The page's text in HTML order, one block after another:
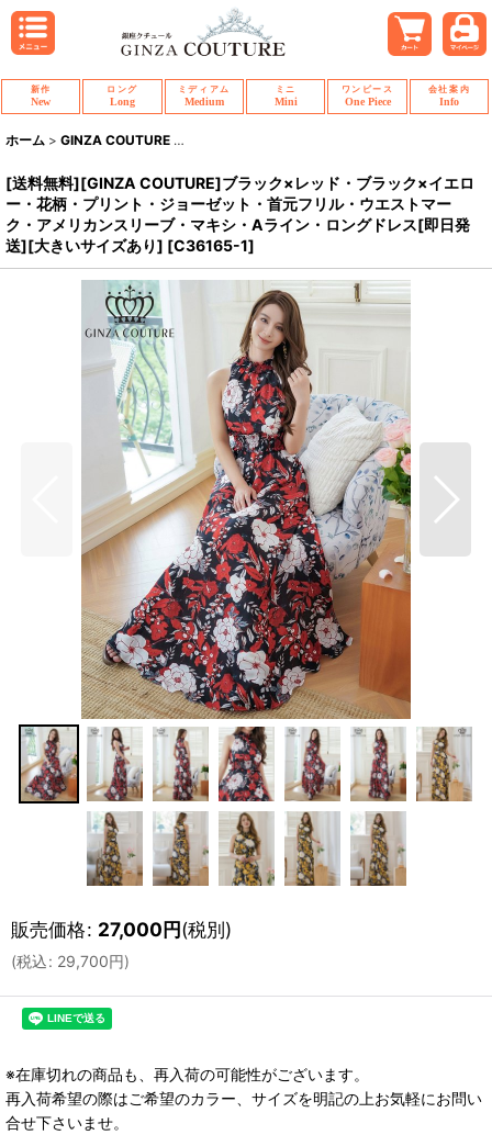
新作
New
ロング
Long
ミディアム
Medium
ミニ
Mini
ワンピース
One Piece
会社案内
Info
ホーム > GINZA COUTURE >
[送料無料][GINZA COUTURE]ブラック×レッド・ブラック×イエロ
ー・花柄・プリント・ジョーゼット・首元フリル・ウエストマー
ク・アメリカンスリーブ・マキシ・Aライン・ロングドレス[即日発
送][大きいサイズあり] [C36165-1]
販売価格: 27,000円(税別)
(税込: 29,700円)
※在庫切れの商品も、再入荷の可能性がございます。
再入荷希望の際はご希望のカラー、サイズを明記の上お気軽にお問い
合せ下さいませ。